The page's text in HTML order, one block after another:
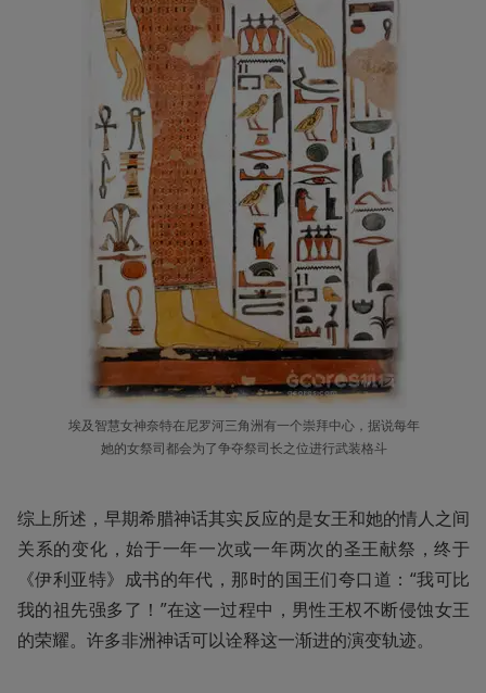
埃及智慧女神奈特在尼罗河三角洲有一个崇拜中心，据说每年
她的女祭司都会为了争夺祭司长之位进行武装格斗
综上所述，早期希腊神话其实反应的是女王和她的情人之间
关系的变化，始于一年一次或一年两次的圣王献祭，终于
《伊利亚特》成书的年代，那时的国王们夸口道：“我可比
我的祖先强多了！”在这一过程中，男性王权不断侵蚀女王
的荣耀。许多非洲神话可以诠释这一渐进的演变轨迹。